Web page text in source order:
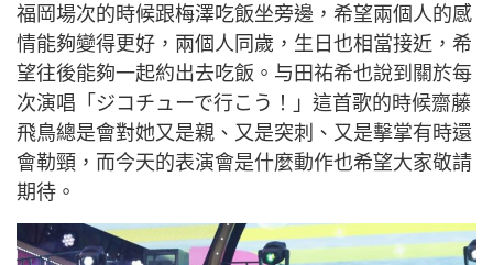
福岡場次的時候跟梅澤吃飯坐旁邊，希望兩個人的感
情能夠變得更好，兩個人同歲，生日也相當接近，希
望往後能夠一起約出去吃飯。与田祐希也說到關於每
次演唱「ジコチューで行こう！」這首歌的時候齋藤
飛鳥總是會對她又是親、又是突刺、又是擊掌有時還
會勒頸，而今天的表演會是什麼動作也希望大家敬請
期待。